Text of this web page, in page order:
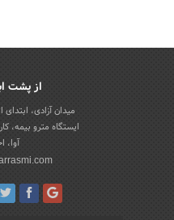
از پشت
میدان آزادی،
ایستگاه مترو بیمه،
آوا،